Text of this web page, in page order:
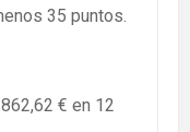
35 puntos.
€ en 12